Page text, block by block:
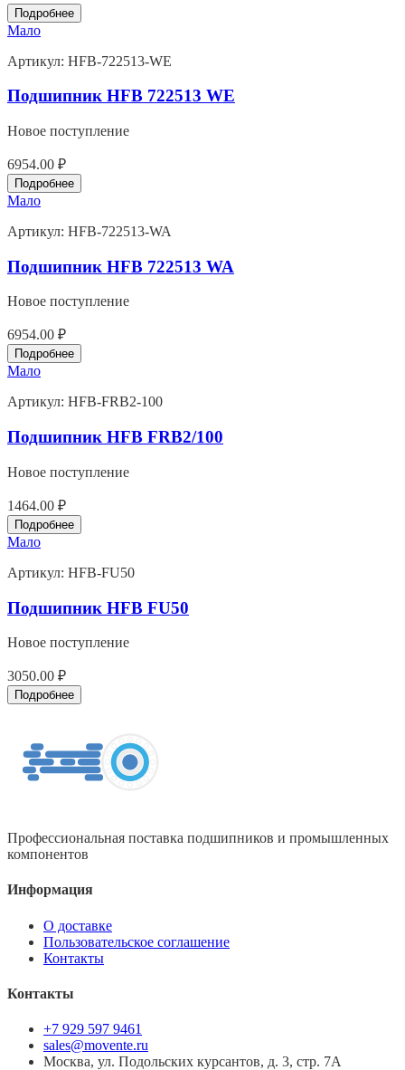
Подробнее
Мало
Артикул: HFB-722513-WE
Подшипник HFB 722513 WE
Новое поступление
6954.00 ₽
Подробнее
Мало
Артикул: HFB-722513-WA
Подшипник HFB 722513 WA
Новое поступление
6954.00 ₽
Подробнее
Мало
Артикул: HFB-FRB2-100
Подшипник HFB FRB2/100
Новое поступление
1464.00 ₽
Подробнее
Мало
Артикул: HFB-FU50
Подшипник HFB FU50
Новое поступление
3050.00 ₽
Подробнее
Профессиональная поставка подшипников и промышленных
компонентов
Информация
О доставке
Пользовательское соглашение
Контакты
Контакты
+7 929 597 9461
sales@movente.ru
Москва, ул. Подольских курсантов, д. 3, стр. 7А